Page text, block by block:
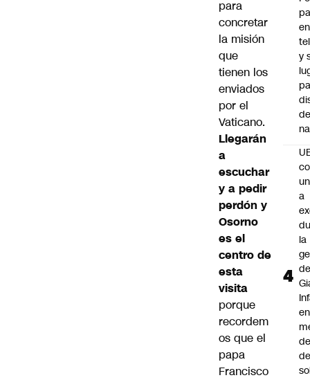
para
concretar
la misión
que
tienen los
enviados
por el
Vaticano.
Llegarán
a
escuchar
y a pedir
perdón y
Osorno
es el
centro de
esta
visita
porque
recordem
os que el
papa
Francisco
en
y
a
la
de
en
de